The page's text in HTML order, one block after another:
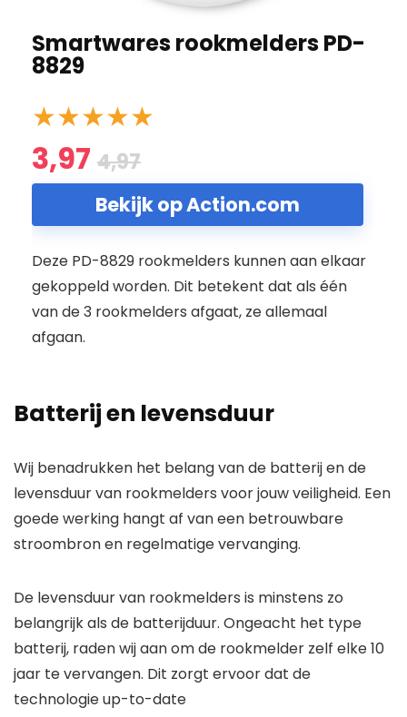
Smartwares rookmelders PD-
8829
★★★★★
3,97 4,97
Bekijk op Action.com
Deze PD-8829 rookmelders kunnen aan elkaar
gekoppeld worden. Dit betekent dat als één
van de 3 rookmelders afgaat, ze allemaal
afgaan.
Batterij en levensduur
Wij benadrukken het belang van de batterij en de
levensduur van rookmelders voor jouw veiligheid. Een
goede werking hangt af van een betrouwbare
stroombron en regelmatige vervanging.
De levensduur van rookmelders is minstens zo
belangrijk als de batterijduur. Ongeacht het type
batterij, raden wij aan om de rookmelder zelf elke 10
jaar te vervangen. Dit zorgt ervoor dat de
technologie up-to-date